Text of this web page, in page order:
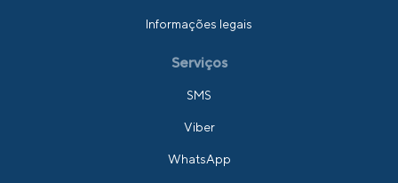
Informações legais
Serviços
SMS
Viber
WhatsApp